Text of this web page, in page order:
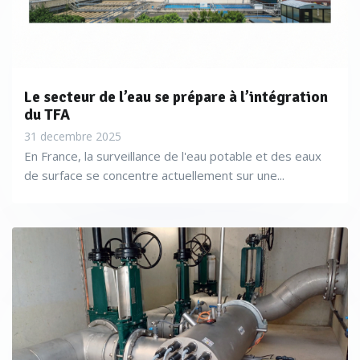
Une quarantaine d’unités OSG fonctionnent actuellement
TAR»affirme ainsi Johann Scuiller (Hydrex®). Particularité
modèle financier WAAS (Water As A Service).«Cela évite
l’investissement au client et nous permet de l’accompagner
lors de l’exploitation des unités d’électrolyse, notre offre
commerciale incluant l’assistance technique, la maintenance
préventive et curative de l’OSG sur toute la durée de la mise à
Le secteur de l’eau se prépare à l’intégration
du TFA
31 decembre 2025
En France, la surveillance de l'eau potable et des eaux
de surface se concentre actuellement sur une...